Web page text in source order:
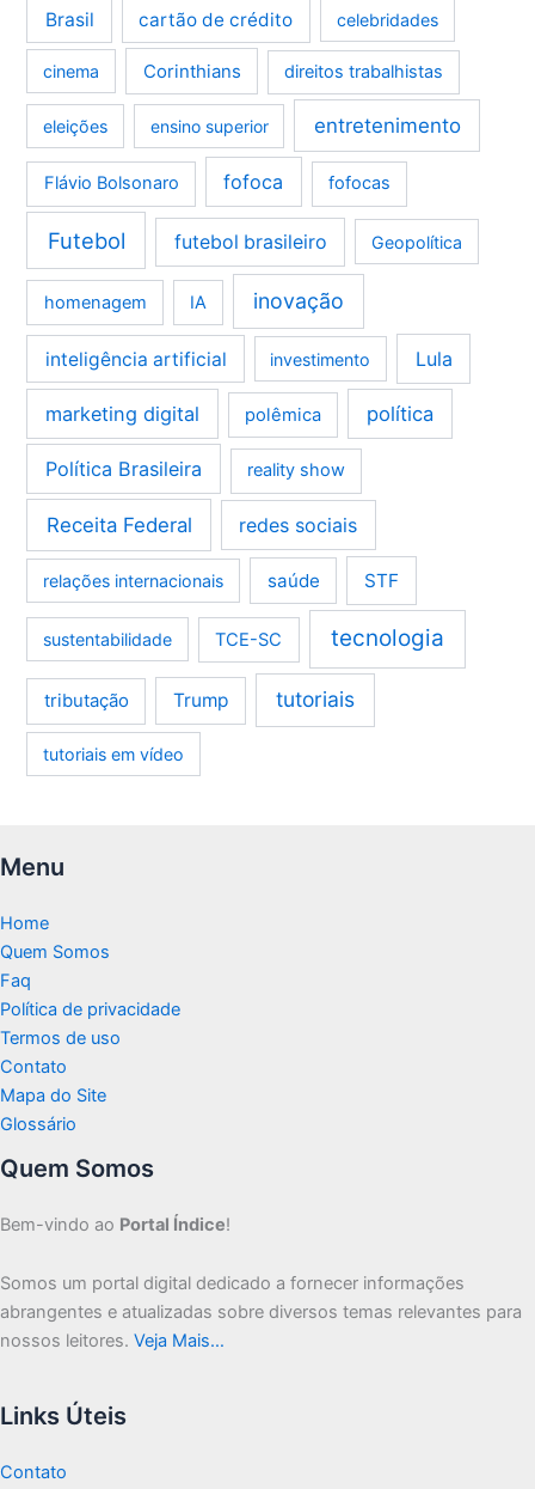
Brasil cartão de crédito celebridades
cinema Corinthians direitos trabalhistas
eleições ensino superior entretenimento
Flávio Bolsonaro fofoca fofocas
Futebol futebol brasileiro Geopolítica
homenagem IA inovação
inteligência artificial investimento Lula
marketing digital polêmica política
Política Brasileira reality show
Receita Federal redes sociais
relações internacionais saúde STF
sustentabilidade TCE-SC tecnologia
tributação Trump tutoriais
tutoriais em vídeo
Menu
Home
Quem Somos
Faq
Política de privacidade
Termos de uso
Contato
Mapa do Site
Glossário
Quem Somos
Bem-vindo ao Portal Índice!
Somos um portal digital dedicado a fornecer informações
abrangentes e atualizadas sobre diversos temas relevantes para
nossos leitores. Veja Mais…
Links Úteis
Contato